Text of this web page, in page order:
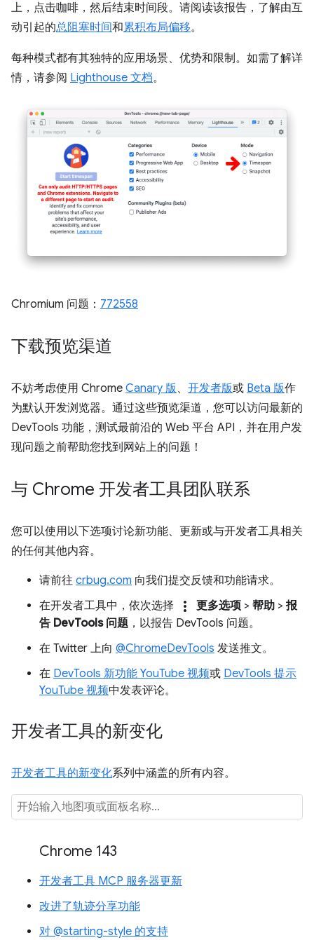
上，点击咖啡，然后结束时间段。请阅读该报告，了解由互
动引起的总阻塞时间和累积布局偏移。
每种模式都有其独特的应用场景、优势和限制。如需了解详
情，请参阅 Lighthouse 文档。
Chromium 问题： 772558
下载预览渠道
不妨考虑使用 Chrome Canary 版、 开发者版或 Beta 版作
为默认开发浏览器。通过这些预览渠道，您可以访问最新的
DevTools 功能，测试最前沿的 Web 平台 API，并在用户发
现问题之前帮助您找到网站上的问题！
与 Chrome 开发者工具团队联系
您可以使用以下选项讨论新功能、更新或与开发者工具相关
的任何其他内容。
请前往 crbug.com 向我们提交反馈和功能请求。
在开发者工具中，依次选择
more_vert 更多选项 > 帮助 > 报
告 DevTools 问题 ，以报告 DevTools 问题。
在 Twitter 上向 @ChromeDevTools 发送推文。
在 DevTools 新功能 YouTube 视频或 DevTools 提示
YouTube 视频中发表评论。
开发者工具的新变化
开发者工具的新变化系列中涵盖的所有内容。
Chrome 143
开发者工具 MCP 服务器更新
改进了轨迹分享功能
对 @starting-style 的支持